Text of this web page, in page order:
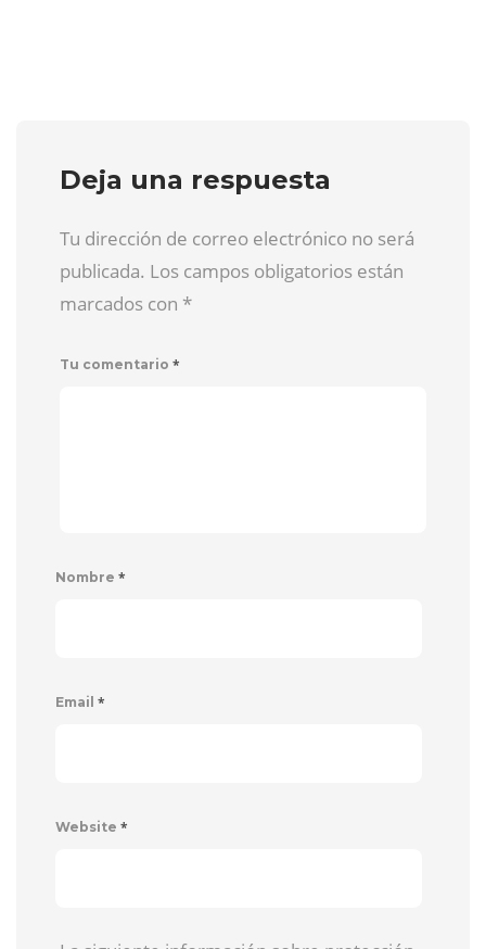
Deja una respuesta
Tu dirección de correo electrónico no será
publicada. Los campos obligatorios están
marcados con *
Tu comentario *
Nombre *
Email *
Website *